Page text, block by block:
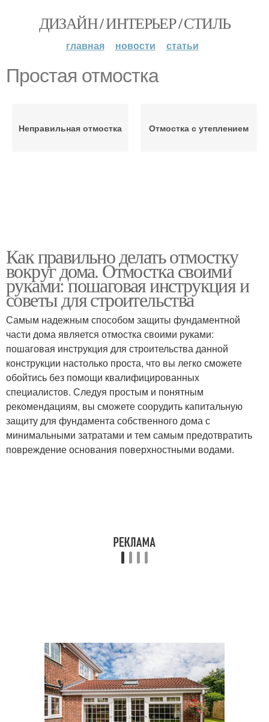
ДИЗАЙН / ИНТЕРЬЕР / СТИЛЬ
главная новости статьи
Простая отмостка
Неправильная отмостка Отмостка с утеплением
Как правильно делать отмостку
вокруг дома. Отмостка своими
руками: пошаговая инструкция и
советы для строительства
Самым надежным способом защиты фундаментной
части дома является отмостка своими руками:
пошаговая инструкция для строительства данной
конструкции настолько проста, что вы легко сможете
обойтись без помощи квалифицированных
специалистов. Следуя простым и понятным
рекомендациям, вы сможете соорудить капитальную
защиту для фундамента собственного дома с
минимальными затратами и тем самым предотвратить
повреждение основания поверхностными водами.